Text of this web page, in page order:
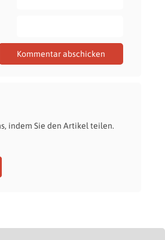
indem Sie den Artikel teilen.